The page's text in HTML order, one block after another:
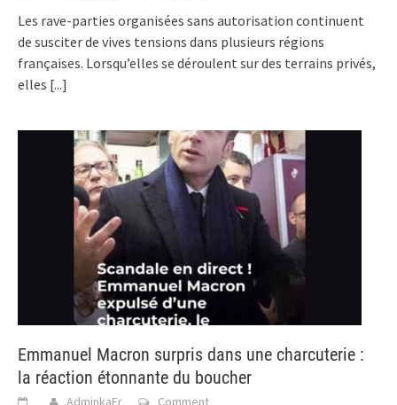
Les rave-parties organisées sans autorisation continuent
de susciter de vives tensions dans plusieurs régions
françaises. Lorsqu’elles se déroulent sur des terrains privés,
elles [...]
Emmanuel Macron surpris dans une charcuterie :
la réaction étonnante du boucher
AdminkaFr Comment